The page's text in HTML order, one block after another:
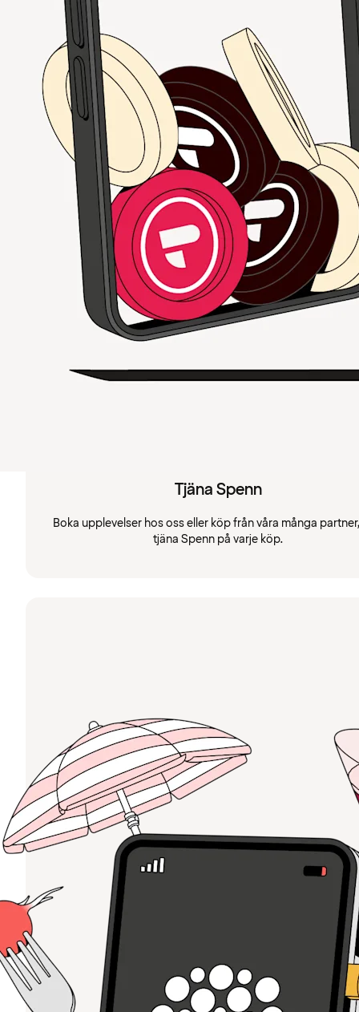
Tjäna Spenn
Boka upplevelser hos oss eller köp från våra många
tjäna Spenn på varje köp.